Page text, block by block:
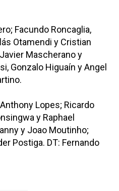
Facundo Roncaglia,
Otamendi y Cristian
Mascherano y
Gonzalo Higuaín y Angel
Lopes; Ricardo
y Raphael
y Joao Moutinho;
Postiga. DT: Fernando